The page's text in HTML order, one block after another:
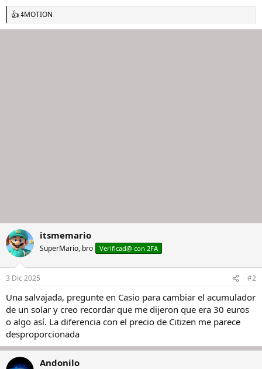
R
e
4MOTION
itsmemario
SuperMario, bro Verificad@ con 2FA
3 Dic 2025 #2
Una salvajada, pregunte en Casio para cambiar el acumulador
de un solar y creo recordar que me dijeron que era 30 euros
o algo así. La diferencia con el precio de Citizen me parece
desproporcionada
Andonilo